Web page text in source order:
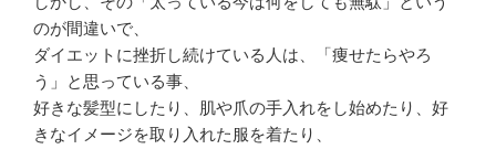
のが間違いで、
ダイエットに挫折し続けている人は、「痩せたらやろ
う」と思っている事、
好きな髪型にしたり、肌や爪の手入れをし始めたり、好
きなイメージを取り入れた服を着たり、